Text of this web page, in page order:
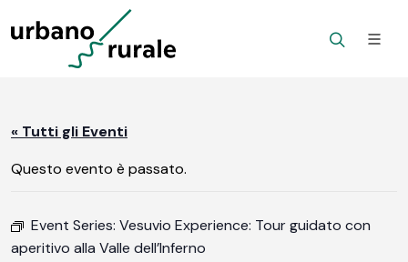
« Tutti gli Eventi
Questo evento è passato.
Event Series: Vesuvio Experience: Tour guidato con
aperitivo alla Valle dell’Inferno